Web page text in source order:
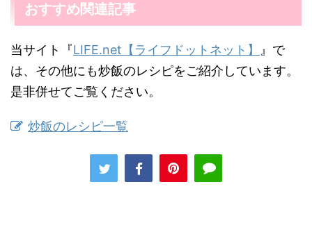
おすすめ関連記事
当サイト『LIFE.net【ライフドットネット】 』で
は、その他にも炒飯のレシピをご紹介しています。
是非併せてご覧ください。
炒飯のレシピ一覧